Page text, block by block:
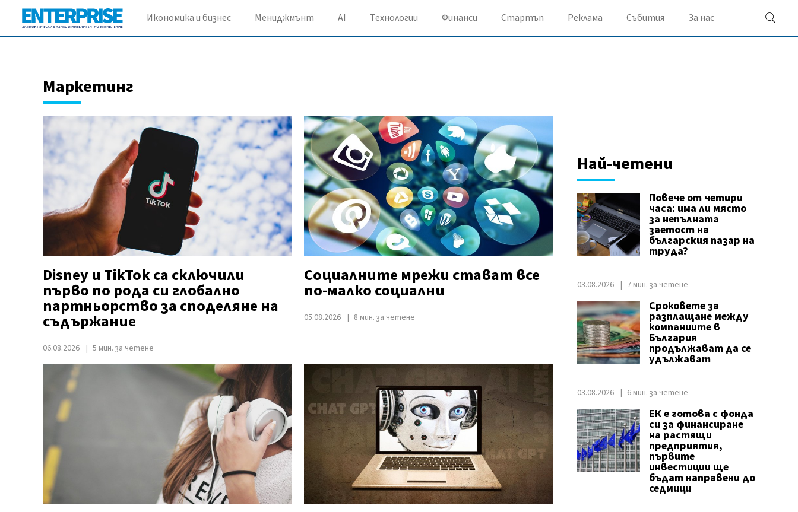
Икономика и бизнес Мениджмънт AI Технологии Финанси Стартъп Реклама Събития За нас
Маркетинг
Disney и TikTok са сключили
първо по рода си глобално
партньорство за споделяне на
съдържание
06.08.2026 5 мин. за четене
Социалните мрежи стават все
по-малко социални
05.08.2026 8 мин. за четене
Най-четени
Повече от четири
часа: има ли място
за непълната
заетост на
българския пазар на
труда?
03.08.2026 7 мин. за четене
Сроковете за
разплащане между
компаниите в
България
продължават да се
удължават
03.08.2026 6 мин. за четене
ЕК е готова с фонда
си за финансиране
на растящи
предприятия,
първите
инвестиции ще
бъдат направени до
седмици